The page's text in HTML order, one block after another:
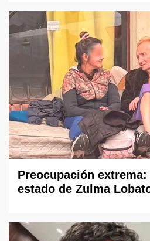
Preocupación
estado de Zulma